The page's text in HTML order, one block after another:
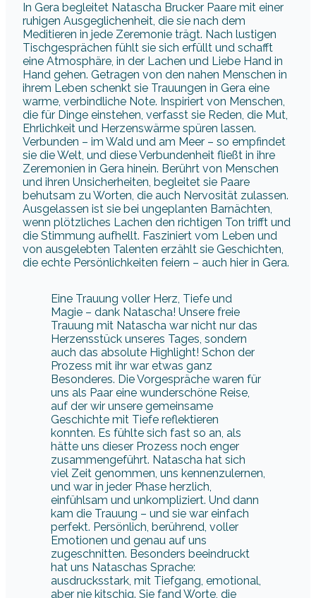
In Gera begleitet Natascha Brucker Paare mit einer
ruhigen Ausgeglichenheit, die sie nach dem
Meditieren in jede Zeremonie trägt. Nach lustigen
Tischgesprächen fühlt sie sich erfüllt und schafft
eine Atmosphäre, in der Lachen und Liebe Hand in
Hand gehen. Getragen von den nahen Menschen in
ihrem Leben schenkt sie Trauungen in Gera eine
warme, verbindliche Note. Inspiriert von Menschen,
die für Dinge einstehen, verfasst sie Reden, die Mut,
Ehrlichkeit und Herzenswärme spüren lassen.
Verbunden – im Wald und am Meer – so empfindet
sie die Welt, und diese Verbundenheit fließt in ihre
Zeremonien in Gera hinein. Berührt von Menschen
und ihren Unsicherheiten, begleitet sie Paare
behutsam zu Worten, die auch Nervosität zulassen.
Ausgelassen ist sie bei ungeplanten Barnächten,
wenn plötzliches Lachen den richtigen Ton trifft und
die Stimmung aufhellt. Fasziniert vom Leben und
von ausgelebten Talenten erzählt sie Geschichten,
die echte Persönlichkeiten feiern – auch hier in Gera.
Eine Trauung voller Herz, Tiefe und
Magie – dank Natascha! Unsere freie
Trauung mit Natascha war nicht nur das
Herzensstück unseres Tages, sondern
auch das absolute Highlight! Schon der
Prozess mit ihr war etwas ganz
Besonderes. Die Vorgespräche waren für
uns als Paar eine wunderschöne Reise,
auf der wir unsere gemeinsame
Geschichte mit Tiefe reflektieren
konnten. Es fühlte sich fast so an, als
hätte uns dieser Prozess noch enger
zusammengeführt. Natascha hat sich
viel Zeit genommen, uns kennenzulernen,
und war in jeder Phase herzlich,
einfühlsam und unkompliziert. Und dann
kam die Trauung – und sie war einfach
perfekt. Persönlich, berührend, voller
Emotionen und genau auf uns
zugeschnitten. Besonders beeindruckt
hat uns Nataschas Sprache:
ausdrucksstark, mit Tiefgang, emotional,
aber nie kitschig. Sie fand Worte, die